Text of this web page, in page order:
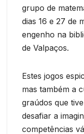
grupo de
dias 16 e 27 de
engenho na
de Valpaços.
Estes jogos
mas também a
graúdos que
desafiar a
competências